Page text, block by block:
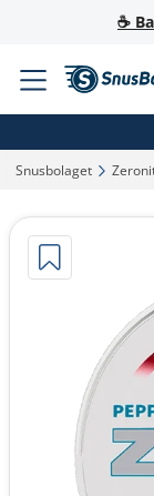
☕
Snusbolaget‎